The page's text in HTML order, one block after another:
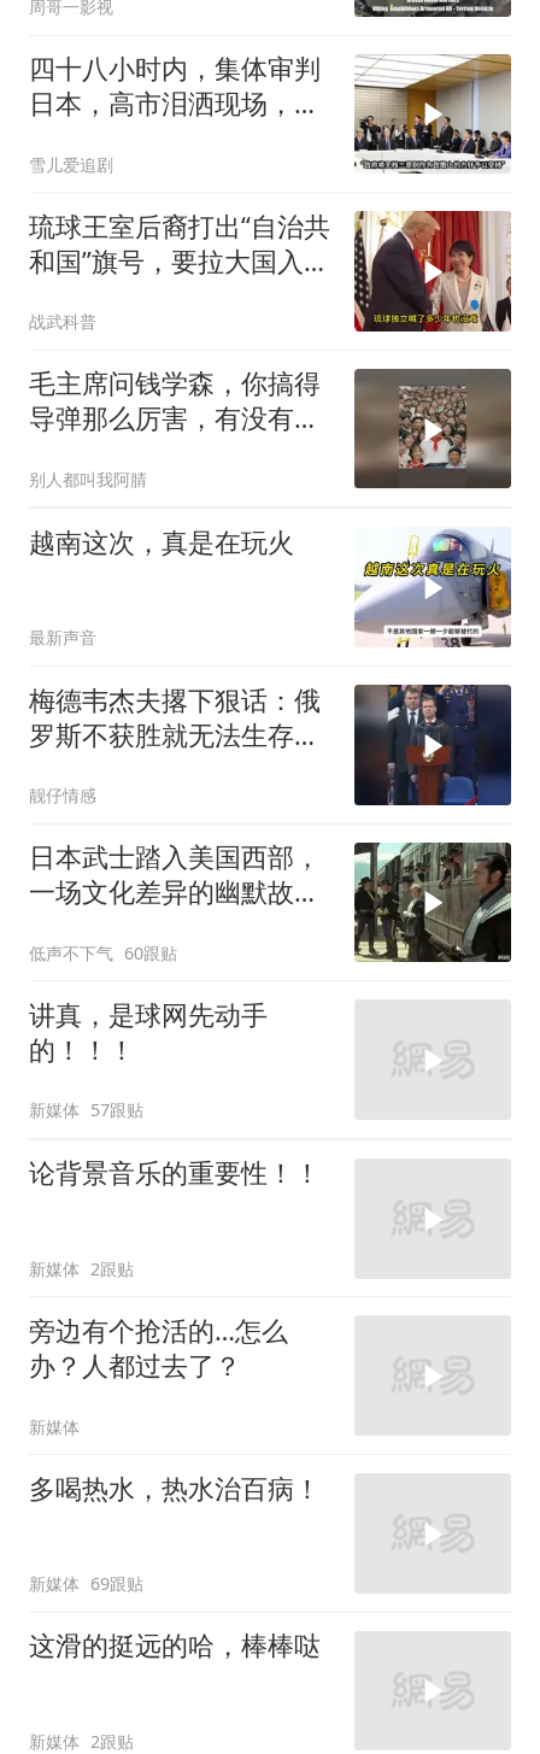
周哥一影视
四十八小时内，集体审判
日本，高市泪洒现场，中
雪儿爱追剧
琉球王室后裔打出“自治共
和国”旗号，要拉大国入局
战武科普
毛主席问钱学森，你搞得
导弹那么厉害，有没有办
别人都叫我阿腈
越南这次，真是在玩火
最新声音
梅德韦杰夫撂下狠话：俄
罗斯不获胜就无法生存，
碎俄国
靓仔情感
日本武士踏入美国西部，
一场文化差异的幽默故事
低声不下气 60跟贴
讲真，是球网先动手
的！！！
新媒体 57跟贴
论背景音乐的重要性！！
新媒体 2跟贴
旁边有个抢活的…怎么
办？人都过去了？
新媒体
多喝热水，热水治百病！
新媒体 69跟贴
这滑的挺远的哈，棒棒哒
新媒体 2跟贴